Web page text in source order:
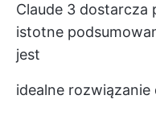
Claude 3
istotne
jest
idealne rozwiązanie